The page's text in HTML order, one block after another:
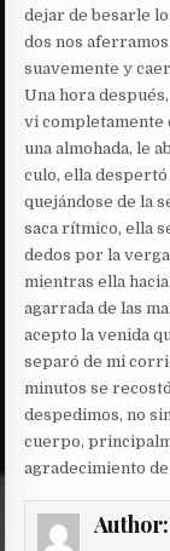
dejar de besarle
dos nos
suavemente y
Una hora
vi completamente
una almohada, le
culo, ella despertó
quejándose de la
saca rítmico, ella
dedos por la
mientras ella
agarrada de las
acepto la venida
separó de mi
minutos se
despedimos, no
cuerpo,
agradecimiento
Author: